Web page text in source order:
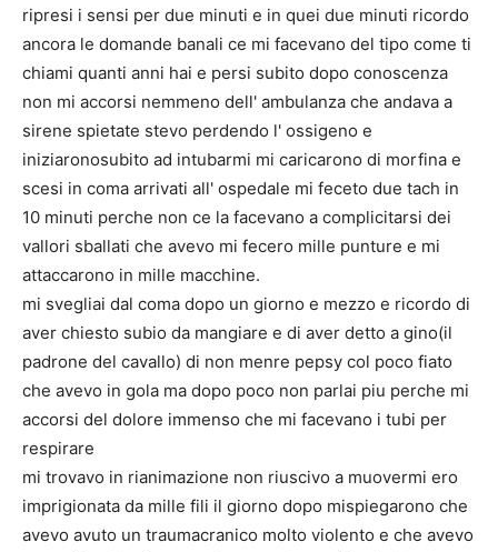
ripresi i sensi per due minuti e in quei due minuti ricordo
ancora le domande banali ce mi facevano del tipo come ti
chiami quanti anni hai e persi subito dopo conoscenza
non mi accorsi nemmeno dell' ambulanza che andava a
sirene spietate stevo perdendo l' ossigeno e
iniziaronosubito ad intubarmi mi caricarono di morfina e
scesi in coma arrivati all' ospedale mi feceto due tach in
10 minuti perche non ce la facevano a complicitarsi dei
vallori sballati che avevo mi fecero mille punture e mi
attaccarono in mille macchine.
mi svegliai dal coma dopo un giorno e mezzo e ricordo di
aver chiesto subio da mangiare e di aver detto a gino(il
padrone del cavallo) di non menre pepsy col poco fiato
che avevo in gola ma dopo poco non parlai piu perche mi
accorsi del dolore immenso che mi facevano i tubi per
respirare
mi trovavo in rianimazione non riuscivo a muovermi ero
imprigionata da mille fili il giorno dopo mispiegarono che
avevo avuto un traumacranico molto violento e che avevo